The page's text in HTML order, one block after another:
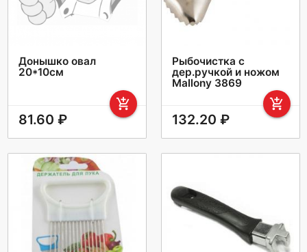
Донышко овал
20*10см
add_shopping_cart
81.60 ₽
Рыбочистка с
дер.ручкой и ножом
Mallony 3869
add_shopping_cart
132.20 ₽